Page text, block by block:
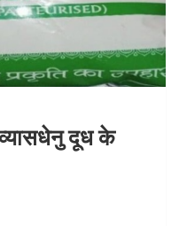
दूध के